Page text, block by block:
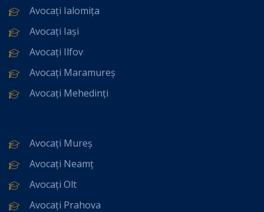
Avocați Ialomița
Avocați Iași
Avocați Ilfov
Avocați Maramureș
Avocați Mehedinți
Avocați Mureș
Avocați Neamț
Avocați Olt
Avocați Prahova